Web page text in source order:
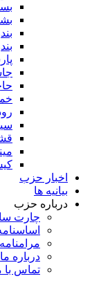
اخبار حزب
بیانیه ها
درباره حزب
چارت
درباره ما
تماس با